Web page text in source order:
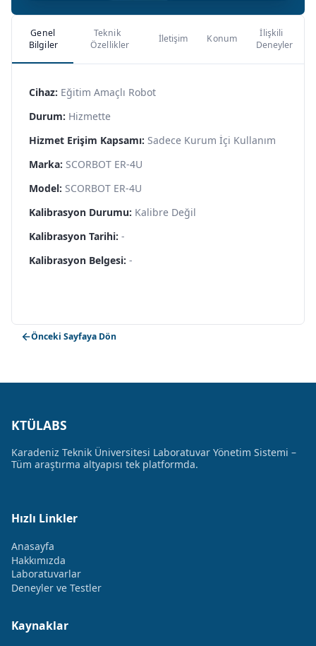
Genel
Bilgiler
Teknik
Özellikler
İletişim Konum
İlişkili
Deneyler
Cihaz: Eğitim Amaçlı Robot
Durum: Hizmette
Hizmet Erişim Kapsamı: Sadece Kurum İçi Kullanım
Marka: SCORBOT ER-4U
Model: SCORBOT ER-4U
Kalibrasyon Durumu: Kalibre Değil
Kalibrasyon Tarihi: -
Kalibrasyon Belgesi: -
Önceki Sayfaya Dön
KTÜLABS
Karadeniz Teknik Üniversitesi Laboratuvar Yönetim Sistemi –
Tüm araştırma altyapısı tek platformda.
Hızlı Linkler
Anasayfa
Hakkımızda
Laboratuvarlar
Deneyler ve Testler
Kaynaklar